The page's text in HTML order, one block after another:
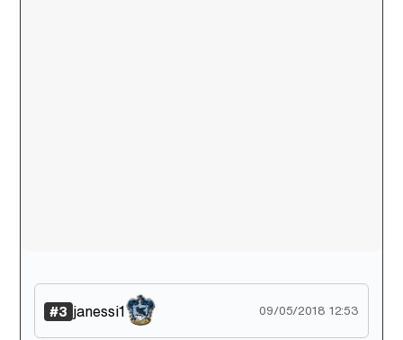
#3 janessi1 09/05/2018 12:53